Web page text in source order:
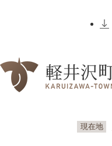
先
現在地